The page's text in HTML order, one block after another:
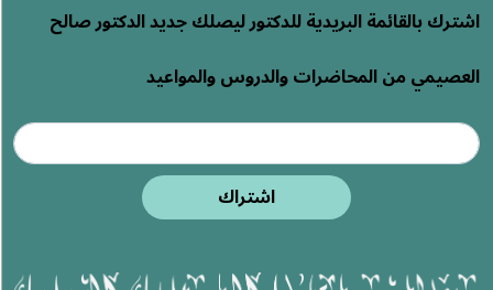
اشترك بالقائمة البريدية للدكتور ليصلك جديد الدكتور صالح
العصيمي من المحاضرات والدروس والمواعيد
اشتراك